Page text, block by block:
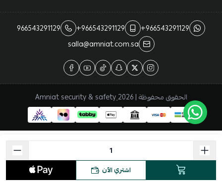
اشتري الآن
+966543291129
+966543291129
966543291129
salla@amniat.com.sa
الحقوق محفوظة | 2026 ِAmniat security & safety